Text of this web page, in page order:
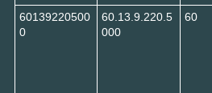
60139220500
0
60.13.9.220.5
000
60